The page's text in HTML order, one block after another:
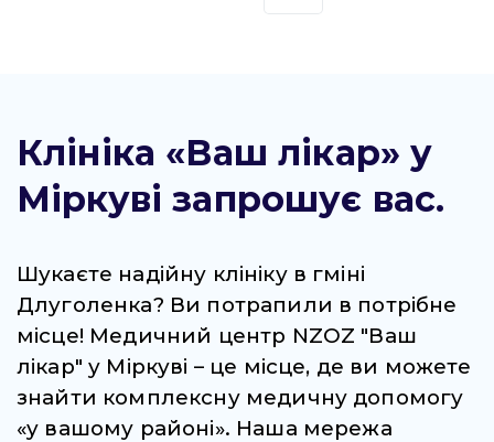
Клініка «Ваш лікар» у
Міркуві запрошує вас.
Шукаєте надійну клініку в гміні
Длуголенка? Ви потрапили в потрібне
місце! Медичний центр NZOZ "Ваш
лікар" у Міркуві – це місце, де ви можете
знайти комплексну медичну допомогу
«у вашому районі». Наша мережа